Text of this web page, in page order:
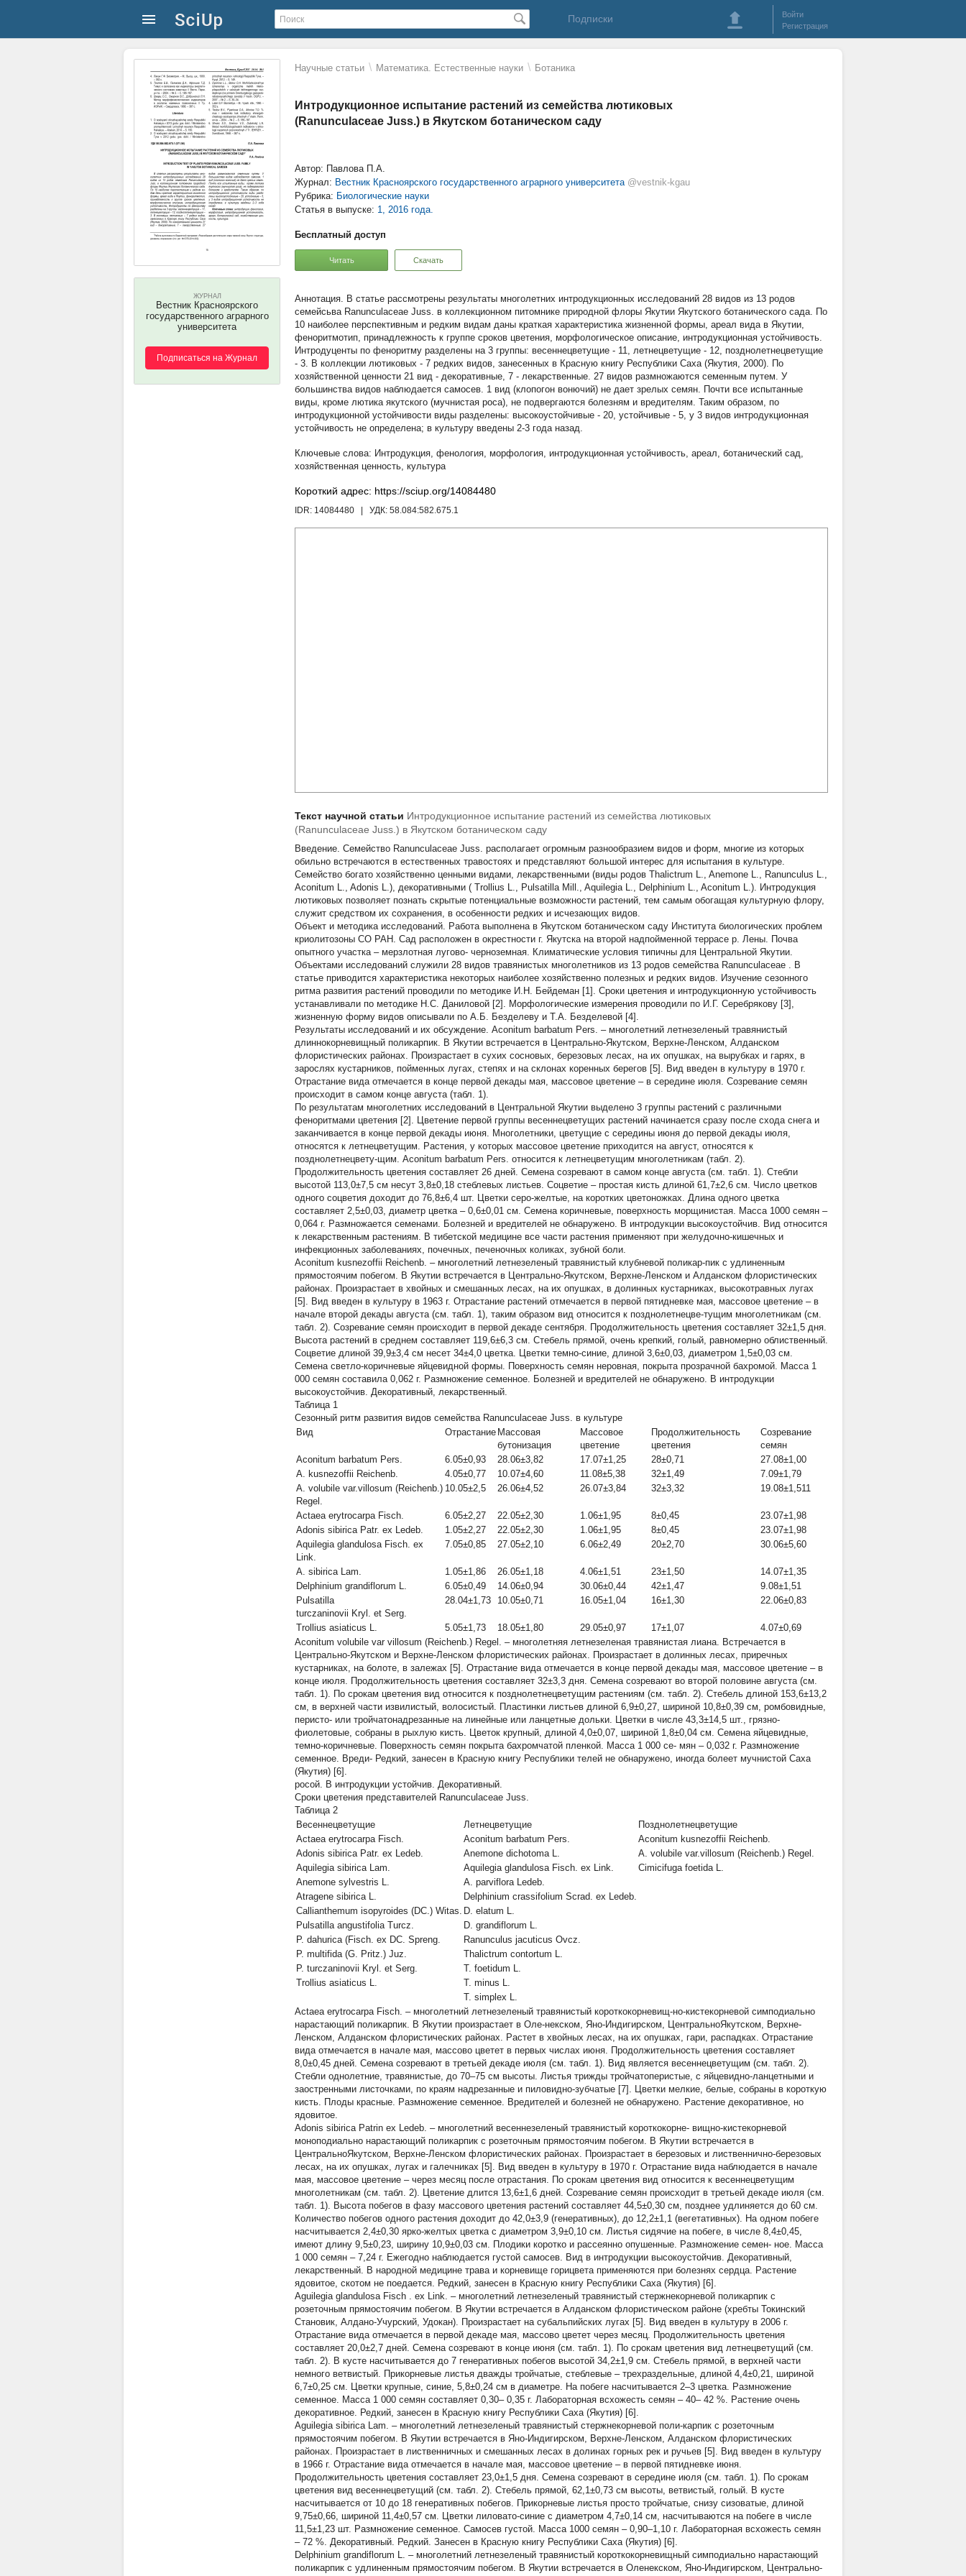
Подписки
Войти
Регистрация
Научные статьи \ Математика. Естественные науки \ Ботаника
Интродукционное испытание растений из семейства лютиковых
(Ranunculaceae Juss.) в Якутском ботаническом саду
ЖУРНАЛ
Вестник Красноярского
государственного аграрного
университета
Подписаться на Журнал
Автор: Павлова П.А.
Журнал: Вестник Красноярского государственного аграрного университета @vestnik-kgau
Рубрика: Биологические науки
Статья в выпуске: 1, 2016 года.
Бесплатный доступ
Читать Скачать
В статье рассмотрены результаты многолетних интродукционных исследований 28 видов из 13 родов
семейсьва Ranunculaceae Juss. в коллекционном питомнике природной флоры Якутии Якутского ботанического сада. По
10 наиболее перспективным и редким видам даны краткая характеристика жизненной формы, ареал вида в Якутии,
феноритмотип, принадлежность к группе сроков цветения, морфологическое описание, интродукционная устойчивость.
Интродуценты по феноритму разделены на 3 группы: весеннецветущие - 11, летнецветущие - 12, позднолетнецветущие
- 3. В коллекции лютиковых - 7 редких видов, занесенных в Красную книгу Республики Саха (Якутия, 2000). По
хозяйственной ценности 21 вид - декоративные, 7 - лекарственные. 27 видов размножаются семенным путем. У
большинства видов наблюдается самосев. 1 вид (клопогон вонючий) не дает зрелых семян. Почти все испытанные
виды, кроме лютика якутского (мучнистая роса), не подвергаются болезням и вредителям. Таким образом, по
интродукционной устойчивости виды разделены: высокоустойчивые - 20, устойчивые - 5, у 3 видов интродукционная
устойчивость не определена; в культуру введены 2-3 года назад.
Интродукция, фенология, морфология, интродукционная устойчивость, ареал, ботанический сад,
хозяйственная ценность, культура
Короткий адрес: https://sciup.org/14084480
IDR: 14084480 | УДК: 58.084:582.675.1
Текст научной статьи Интродукционное испытание растений из семейства лютиковых
(Ranunculaceae Juss.) в Якутском ботаническом саду
Введение. Cемейство Ranunculaceae Juss. располагает огромным разнообразием видов и форм, многие из которых
обильно встречаются в естественных травостоях и представляют большой интерес для испытания в культуре.
Семейство богато хозяйственно ценными видами, лекарственными (виды родов Thalictrum L., Anemone L., Ranunculus L.,
Aconitum L., Adonis L.), декоративными ( Trollius L., Pulsatilla Mill., Aquilegia L., Delphinium L., Aconitum L.). Интродукция
лютиковых позволяет познать скрытые потенциальные возможности растений, тем самым обогащая культурную флору,
служит средством их сохранения, в особенности редких и исчезающих видов.
Объект и методика исследований. Работа выполнена в Якутском ботаническом саду Института биологических проблем
криолитозоны СО РАН. Сад расположен в окрестности г. Якутска на второй надпойменной террасе р. Лены. Почва
опытного участка – мерзлотная лугово- черноземная. Климатические условия типичны для Центральной Якутии.
Объектами исследований служили 28 видов травянистых многолетников из 13 родов семейства Ranunculaceae . В
статье приводится характеристика некоторых наиболее хозяйственно полезных и редких видов. Изучение сезонного
ритма развития растений проводили по методике И.Н. Бейдеман [1]. Сроки цветения и интродукционную устойчивость
устанавливали по методике Н.С. Даниловой [2]. Морфологические измерения проводили по И.Г. Серебрякову [3],
жизненную форму видов описывали по А.Б. Безделеву и Т.А. Безделевой [4].
Результаты исследований и их обсуждение. Aconitum barbatum Pers. – многолетний летнезеленый травянистый
длиннокорневищный поликарпик. В Якутии встречается в Центрально-Якутском, Верхне-Ленском, Алданском
флористических районах. Произрастает в сухих сосновых, березовых лесах, на их опушках, на вырубках и гарях, в
зарослях кустарников, пойменных лугах, степях и на склонах коренных берегов [5]. Вид введен в культуру в 1970 г.
Отрастание вида отмечается в конце первой декады мая, массовое цветение – в середине июля. Созревание семян
происходит в самом конце августа (табл. 1).
По результатам многолетних исследований в Центральной Якутии выделено 3 группы растений с различными
феноритмами цветения [2]. Цветение первой группы весеннецветущих растений начинается сразу после схода снега и
заканчивается в конце первой декады июня. Многолетники, цветущие с середины июня до первой декады июля,
относятся к летнецветущим. Растения, у которых массовое цветение приходится на август, относятся к
позднолетнецвету-щим. Aconitum barbatum Pers. относится к летнецветущим многолетникам (табл. 2).
Продолжительность цветения составляет 26 дней. Семена созревают в самом конце августа (см. табл. 1). Стебли
высотой 113,0±7,5 см несут 3,8±0,18 стеблевых листьев. Соцветие – простая кисть длиной 61,7±2,6 см. Число цветков
одного соцветия доходит до 76,8±6,4 шт. Цветки серо-желтые, на коротких цветоножках. Длина одного цветка
составляет 2,5±0,03, диаметр цветка – 0,6±0,01 см. Семена коричневые, поверхность морщинистая. Масса 1000 семян –
0,064 г. Размножается семенами. Болезней и вредителей не обнаружено. В интродукции высокоустойчив. Вид относится
к лекарственным растениям. В тибетской медицине все части растения применяют при желудочно-кишечных и
инфекционных заболеваниях, почечных, печеночных коликах, зубной боли.
Aconitum kusnezoffii Reichenb. – многолетний летнезеленый травянистый клубневой поликар-пик с удлиненным
прямостоячим побегом. В Якутии встречается в Центрально-Якутском, Верхне-Ленском и Алданском флористических
районах. Произрастает в хвойных и смешанных лесах, на их опушках, в долинных кустарниках, высокотравных лугах
[5]. Вид введен в культуру в 1963 г. Отрастание растений отмечается в первой пятидневке мая, массовое цветение – в
начале второй декады августа (см. табл. 1), таким образом вид относится к позднолетнецве-тущим многолетникам (см.
табл. 2). Созревание семян происходит в первой декаде сентября. Продолжительность цветения составляет 32±1,5 дня.
Высота растений в среднем составляет 119,6±6,3 см. Стебель прямой, очень крепкий, голый, равномерно облиственный.
Соцветие длиной 39,9±3,4 см несет 34±4,0 цветка. Цветки темно-синие, длиной 3,6±0,03, диаметром 1,5±0,03 см.
Семена светло-коричневые яйцевидной формы. Поверхность семян неровная, покрыта прозрачной бахромой. Масса 1
000 семян составила 0,062 г. Размножение семенное. Болезней и вредителей не обнаружено. В интродукции
высокоустойчив. Декоративный, лекарственный.
Таблица 1
Сезонный ритм развития видов семейства Ranunculaceae Juss. в культуре
Вид
Отрастание Массовая
бутонизация
Массовое
цветение
Продолжительность
цветения
Созревание
семян
Aconitum barbatum Pers. 6.05±0,93 28.06±3,82 17.07±1,25 28±0,71
27.08±1,00
A. kusnezoffii Reichenb. 4.05±0,77 10.07±4,60 11.08±5,38 32±1,49
7.09±1,79
A. volubile var.villosum (Reichenb.)
Regel.
10.05±2,5 26.06±4,52 26.07±3,84 32±3,32 19.08±1,511
Actaea erytrocarpa Fisch. 6.05±2,27 22.05±2,30 1.06±1,95 8±0,45
23.07±1,98
Adonis sibirica Patr. ex Ledeb. 1.05±2,27 22.05±2,30 1.06±1,95 8±0,45
23.07±1,98
Aquilegia glandulosa Fisch. ex
Link.
7.05±0,85 27.05±2,10 6.06±2,49 20±2,70 30.06±5,60
A. sibirica Lam. 1.05±1,86 26.05±1,18 4.06±1,51 23±1,50
14.07±1,35
Delphinium grandiflorum L. 6.05±0,49 14.06±0,94 30.06±0,44 42±1,47
9.08±1,51
Pulsatilla
turczaninovii Kryl. et Serg.
28.04±1,73 10.05±0,71 16.05±1,04 16±1,30 22.06±0,83
Trollius asiaticus L. 5.05±1,73 18.05±1,80 29.05±0,97 17±1,07
4.07±0,69
Aconitum volubile var villosum (Reichenb.) Regel. – многолетняя летнезеленая травянистая лиана. Встречается в
Центрально-Якутском и Верхне-Ленском флористических районах. Произрастает в долинных лесах, приречных
кустарниках, на болоте, в залежах [5]. Отрастание вида отмечается в конце первой декады мая, массовое цветение – в
конце июля. Продолжительность цветения составляет 32±3,3 дня. Семена созревают во второй половине августа (см.
табл. 1). По срокам цветения вид относится к позднолетнецветущим растениям (см. табл. 2). Стебель длиной 153,6±13,2
см, в верхней части извилистый, волосистый. Пластинки листьев длиной 6,9±0,27, шириной 10,8±0,39 см, ромбовидные,
перисто- или тройчатонадрезанные на линейные или ланцетные дольки. Цветки в числе 43,3±14,5 шт., грязно-
фиолетовые, собраны в рыхлую кисть. Цветок крупный, длиной 4,0±0,07, шириной 1,8±0,04 см. Семена яйцевидные,
темно-коричневые. Поверхность семян покрыта бахромчатой пленкой. Масса 1 000 се- мян – 0,032 г. Размножение
семенное. Вреди- Редкий, занесен в Красную книгу Республики телей не обнаружено, иногда болеет мучнистой Саха
(Якутия) [6].
росой. В интродукции устойчив. Декоративный.
Сроки цветения представителей Ranunculaceae Juss.
Таблица 2
Весеннецветущие
Летнецветущие
Позднолетнецветущие
Actaea erytrocarpa Fisch. Aconitum barbatum Pers. Aconitum kusnezoffii Reichenb.
Adonis sibirica Patr. ex Ledeb. Anemone dichotoma L. A. volubile var.villosum (Reichenb.) Regel.
Aquilegia sibirica Lam. Aquilegia glandulosa Fisch. ex Link. Cimicifuga foetida L.
Anemone sylvestris L. A. parviflora Ledeb.
Atragene sibirica L. Delphinium crassifolium Scrad. ex Ledeb.
Callianthemum isopyroides (DC.) Witas. D. elatum L.
Pulsatilla angustifolia Turcz. D. grandiflorum L.
P. dahurica (Fisch. ex DC. Spreng. Ranunculus jacuticus Ovcz.
P. multifida (G. Pritz.) Juz. Thalictrum contortum L.
P. turczaninovii Kryl. et Serg. T. foetidum L.
Trollius asiaticus L.
T. minus L.
T. simplex L.
Actaea erytrocarpa Fisch. – многолетний летнезеленый травянистый короткокорневищ-но-кистекорневой симподиально
нарастающий поликарпик. В Якутии произрастает в Оле-некском, Яно-Индигирском, ЦентральноЯкутском, Верхне-
Ленском, Алданском флористических районах. Растет в хвойных лесах, на их опушках, гари, распадках. Отрастание
вида отмечается в начале мая, массово цветет в первых числах июня. Продолжительность цветения составляет
8,0±0,45 дней. Семена созревают в третьей декаде июля (см. табл. 1). Вид является весеннецветущим (см. табл. 2).
Стебли однолетние, травянистые, до 70–75 см высоты. Листья трижды тройчатоперистые, с яйцевидно-ланцетными и
заостренными листочками, по краям надрезанные и пиловидно-зубчатые [7]. Цветки мелкие, белые, собраны в короткую
кисть. Плоды красные. Размножение семенное. Вредителей и болезней не обнаружено. Растение декоративное, но
ядовитое.
Adonis sibirica Patrin ex Ledeb. – многолетний весеннезеленый травянистый короткокорне- вищно-кистекорневой
моноподиально нарастающий поликарпик с розеточным прямостоячим побегом. В Якутии встречается в
ЦентральноЯкутском, Верхне-Ленском флористических районах. Произрастает в березовых и лиственнично-березовых
лесах, на их опушках, лугах и галечниках [5]. Вид введен в культуру в 1970 г. Отрастание вида наблюдается в начале
мая, массовое цветение – через месяц после отрастания. По срокам цветения вид относится к весеннецветущим
многолетникам (см. табл. 2). Цветение длится 13,6±1,6 дней. Созревание семян происходит в третьей декаде июля (см.
табл. 1). Высота побегов в фазу массового цветения растений составляет 44,5±0,30 см, позднее удлиняется до 60 см.
Количество побегов одного растения доходит до 42,0±3,9 (генеративных), до 12,2±1,1 (вегетативных). На одном побеге
насчитывается 2,4±0,30 ярко-желтых цветка с диаметром 3,9±0,10 см. Листья сидячие на побеге, в числе 8,4±0,45,
имеют длину 9,5±0,23, ширину 10,9±0,03 см. Плодики коротко и рассеянно опушенные. Размножение семен- ное. Масса
1 000 семян – 7,24 г. Ежегодно наблюдается густой самосев. Вид в интродукции высокоустойчив. Декоративный,
лекарственный. В народной медицине трава и корневище горицвета применяются при болезнях сердца. Растение
ядовитое, скотом не поедается. Редкий, занесен в Красную книгу Республики Саха (Якутия) [6].
Aguilegia glandulosa Fisch . ex Link. – многолетний летнезеленый травянистый стержнекорневой поликарпик с
розеточным прямостоячим побегом. В Якутии встречается в Алданском флористическом районе (хребты Токинский
Становик, Алдано-Учурский, Удокан). Произрастает на субальпийских лугах [5]. Вид введен в культуру в 2006 г.
Отрастание вида отмечается в первой декаде мая, массово цветет через месяц. Продолжительность цветения
составляет 20,0±2,7 дней. Семена созревают в конце июня (см. табл. 1). По срокам цветения вид летнецветущий (см.
табл. 2). В кусте насчитывается до 7 генеративных побегов высотой 34,2±1,9 см. Стебель прямой, в верхней части
немного ветвистый. Прикорневые листья дважды тройчатые, стеблевые – трехраздельные, длиной 4,4±0,21, шириной
6,7±0,25 см. Цветки крупные, синие, 5,8±0,24 см в диаметре. На побеге насчитывается 2–3 цветка. Размножение
семенное. Масса 1 000 семян составляет 0,30– 0,35 г. Лабораторная всхожесть семян – 40– 42 %. Растение очень
декоративное. Редкий, занесен в Красную книгу Республики Саха (Якутия) [6].
Aguilegia sibirica Lam. – многолетний летнезеленый травянистый стержнекорневой поли-карпик с розеточным
прямостоячим побегом. В Якутии встречается в Яно-Индигирском, Верхне-Ленском, Алданском флористических
районах. Произрастает в лиственничных и смешанных лесах в долинах горных рек и ручьев [5]. Вид введен в культуру
в 1966 г. Отрастание вида отмечается в начале мая, массовое цветение – в первой пятидневке июня.
Продолжительность цветения составляет 23,0±1,5 дня. Семена созревают в середине июля (см. табл. 1). По срокам
цветения вид весеннецветущий (см. табл. 2). Стебель прямой, 62,1±0,73 см высоты, ветвистый, голый. В кусте
насчитывается от 10 до 18 генеративных побегов. Прикорневые листья просто тройчатые, снизу сизоватые, длиной
9,75±0,66, шириной 11,4±0,57 см. Цветки лиловато-синие с диаметром 4,7±0,14 см, насчитываются на побеге в числе
11,5±1,23 шт. Размножение семенное. Самосев густой. Масса 1000 семян – 0,90–1,10 г. Лабораторная всхожесть семян
– 72 %. Декоративный. Редкий. Занесен в Красную книгу Республики Саха (Якутия) [6].
Delphinium grandiflorum L. – многолетний летнезеленый травянистый короткокорневищный симподиально нарастающий
поликарпик с удлиненным прямостоячим побегом. В Якутии встречается в Оленекском, Яно-Индигирском, Центрально-